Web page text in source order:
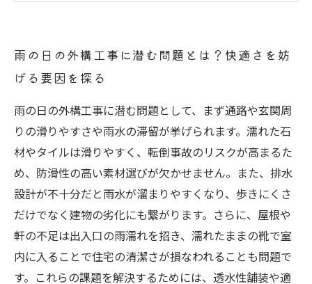
転倒リスク回避術
外構工事の工夫で雨の日も快適に！実例と最新
アイデアまとめ
雨の日のストレスを減らす外構工事のポイント
とは？デザインと機能の融合
住まいの美観と安全を両立！雨の日も快適な外
構づくりの秘訣
雨の日の外構工事に潜む問題とは？快適さを妨
げる要因を探る
雨の日の外構工事に潜む問題として、まず通路や玄関周
りの滑りやすさや雨水の滞留が挙げられます。濡れた石
材やタイルは滑りやすく、転倒事故のリスクが高まるた
め、防滑性の高い素材選びが欠かせません。また、排水
設計が不十分だと雨水が溜まりやすくなり、歩きにくさ
だけでなく建物の劣化にも繋がります。さらに、屋根や
軒の不足は出入口の雨濡れを招き、濡れたままの靴で室
内に入ることで住宅の清潔さが損なわれることも問題で
す。これらの課題を解決するためには、透水性舗装や適